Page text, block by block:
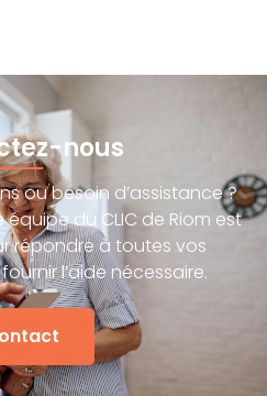
nous
ou besoin d’assistance ?
du CLIC de Riom est
répondre à toutes vos
l’aide nécessaire.